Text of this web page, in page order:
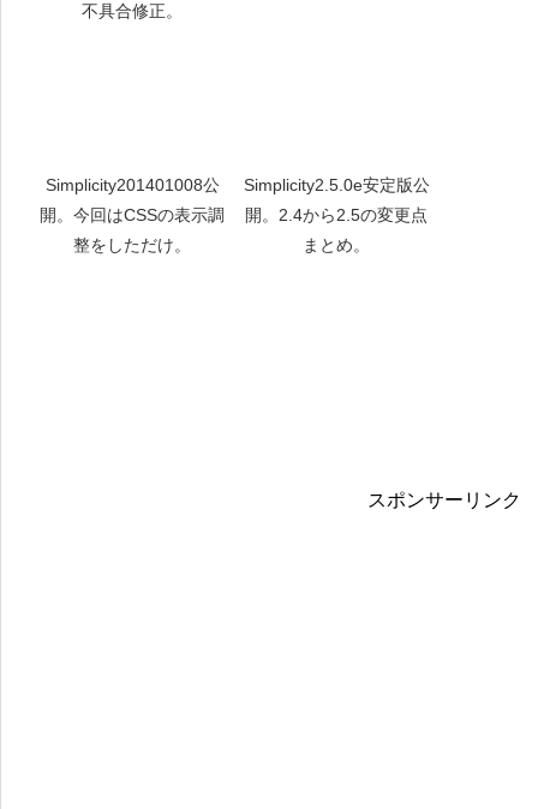
不具合修正。
Simplicity201401008公
開。今回はCSSの表示調
整をしただけ。
Simplicity2.5.0e安定版公
開。2.4から2.5の変更点
まとめ。
スポンサーリンク